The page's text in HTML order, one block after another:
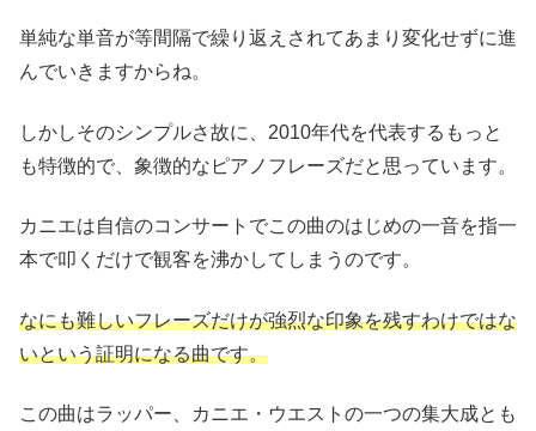
単純な単音が等間隔で繰り返えされてあまり変化せずに進
んでいきますからね。
しかしそのシンプルさ故に、2010年代を代表するもっと
も特徴的で、象徴的なピアノフレーズだと思っています。
カニエは自信のコンサートでこの曲のはじめの一音を指一
本で叩くだけで観客を沸かしてしまうのです。
なにも難しいフレーズだけが強烈な印象を残すわけではな
いという証明になる曲です。
この曲はラッパー、カニエ・ウエストの一つの集大成とも